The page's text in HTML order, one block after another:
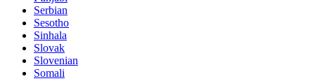
Serbian
Sesotho
Sinhala
Slovak
Slovenian
Somali